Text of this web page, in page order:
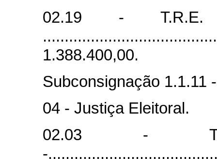
02.19 - T.R.E.
1.388.400,00.
Subconsignação 1.1.11
04 - Justiça Eleitoral.
02.03 -
-